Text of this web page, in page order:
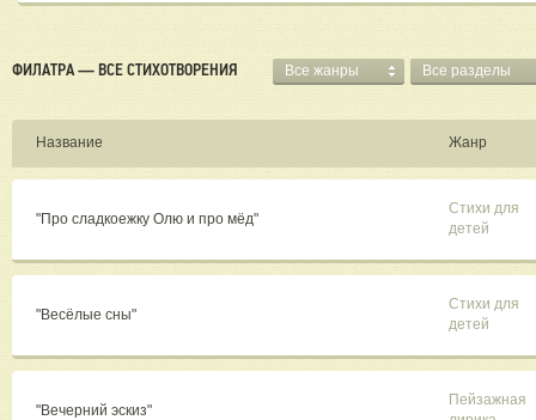
ФИЛАТРА — ВСЕ СТИХОТВОРЕНИЯ Все жанры Все разделы
Название Жанр
"Про сладкоежку Олю и про мёд"
Стихи для
детей
"Весёлые сны"
Стихи для
детей
"Вечерний эскиз"
Пейзажная